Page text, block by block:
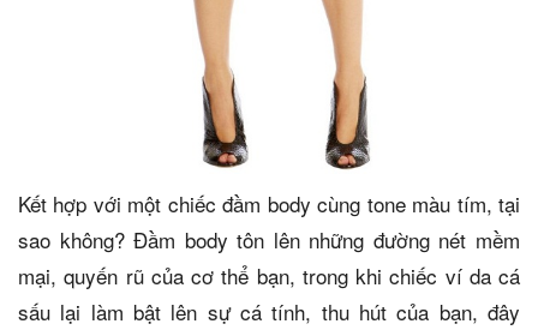
Kết hợp với một chiếc đầm body cùng tone màu tím, tại
sao không? Đầm body tôn lên những đường nét mềm
mại, quyến rũ của cơ thể bạn, trong khi chiếc ví da cá
sấu lại làm bật lên sự cá tính, thu hút của bạn, đây